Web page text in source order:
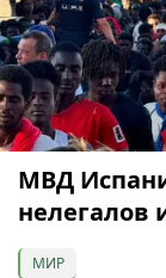
МВД
нелегалов
МИР